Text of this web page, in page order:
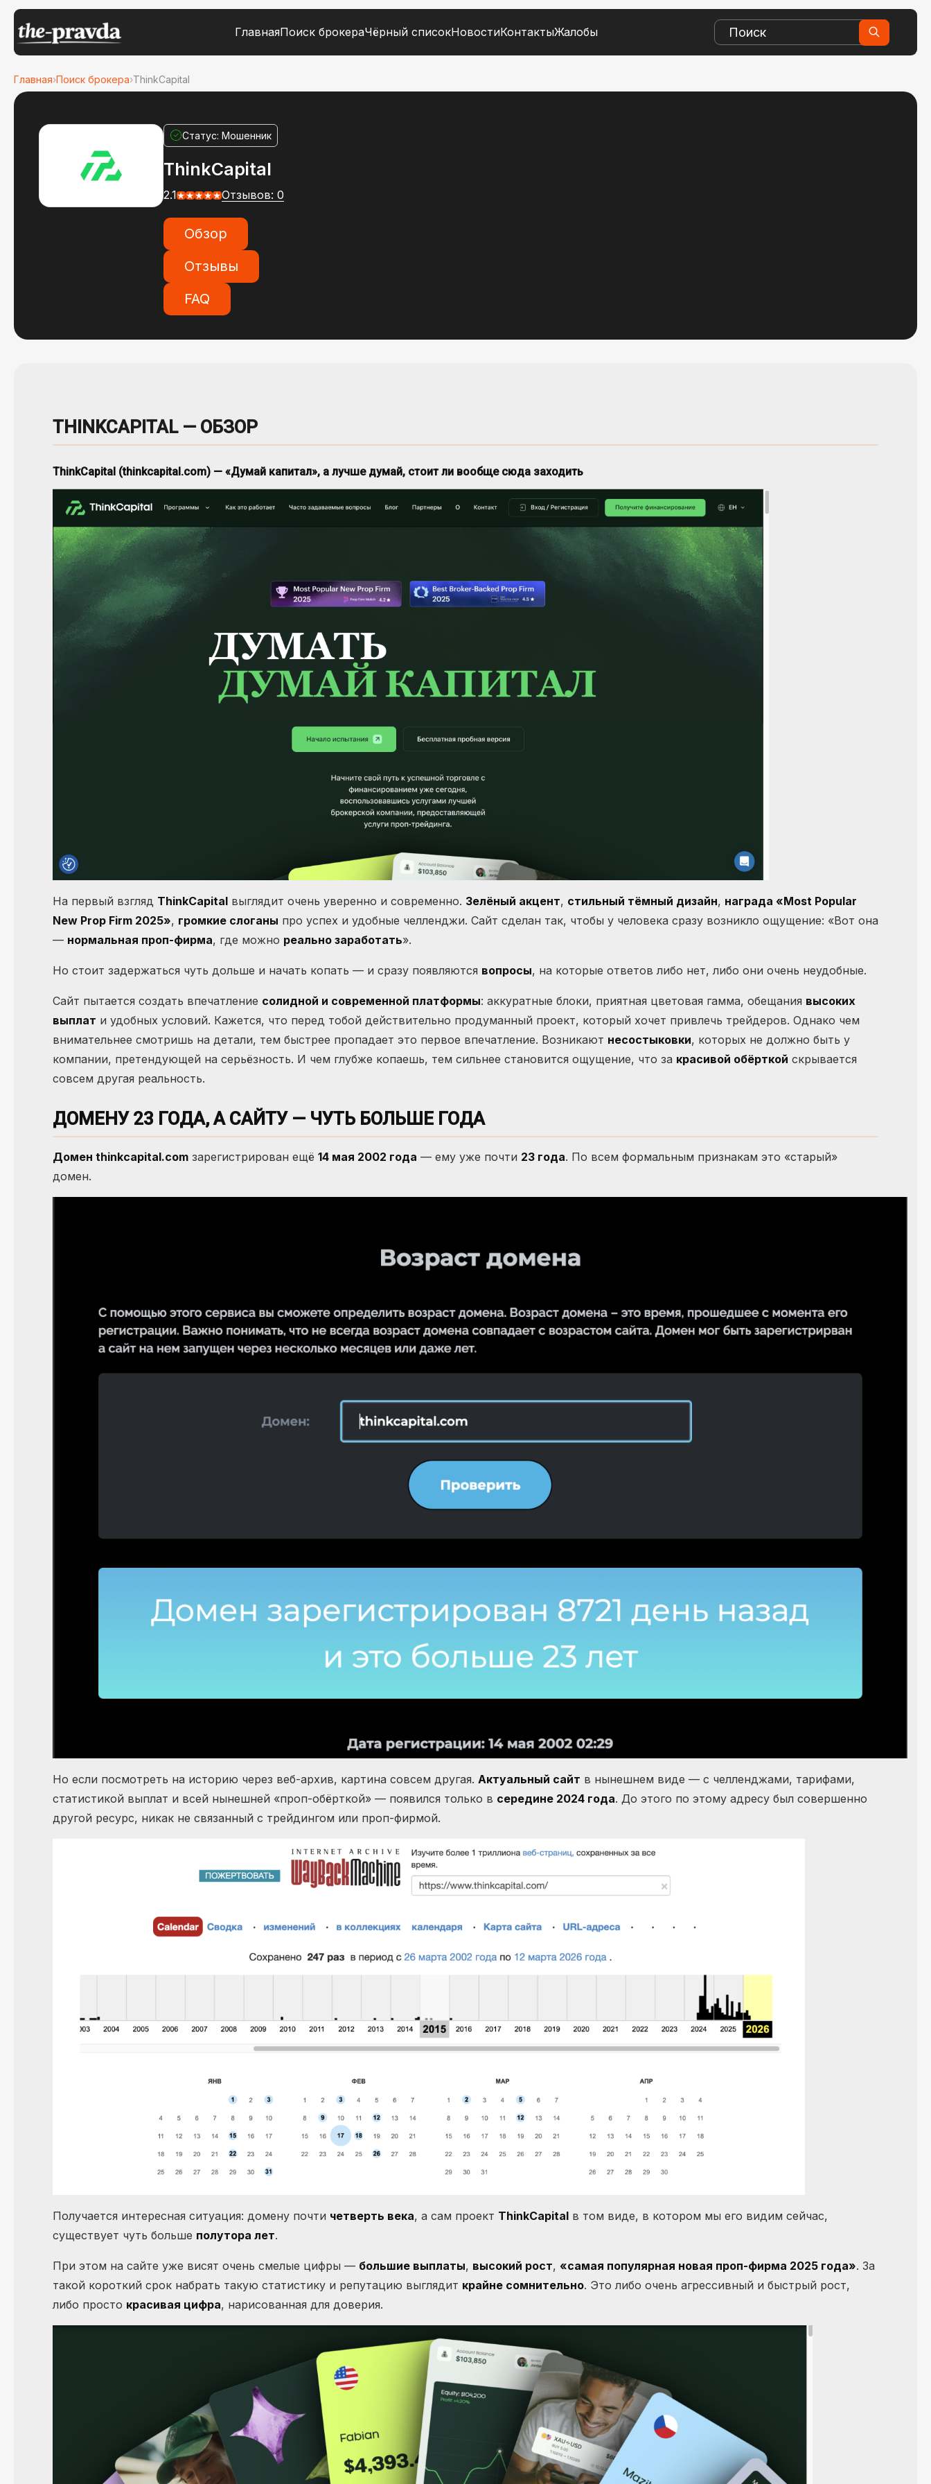
ГлавнаяПоиск брокераЧёрный списокНовостиКонтактыЖалобы
Главная›Поиск брокера›ThinkCapital
Статус: Мошенник
ThinkCapital
2.1 Отзывов: 0
Обзор
Отзывы
FAQ
THINKCAPITAL — ОБЗОР
ThinkCapital (thinkcapital.com) — «Думай капитал», а лучше думай, стоит ли вообще сюда заходить
На первый взгляд ThinkCapital выглядит очень уверенно и современно. Зелёный акцент, стильный тёмный дизайн, награда «Most Popular
New Prop Firm 2025», громкие слоганы про успех и удобные челленджи. Сайт сделан так, чтобы у человека сразу возникло ощущение: «Вот она
— нормальная проп-фирма, где можно реально заработать».
Но стоит задержаться чуть дольше и начать копать — и сразу появляются вопросы, на которые ответов либо нет, либо они очень неудобные.
Сайт пытается создать впечатление солидной и современной платформы: аккуратные блоки, приятная цветовая гамма, обещания высоких
выплат и удобных условий. Кажется, что перед тобой действительно продуманный проект, который хочет привлечь трейдеров. Однако чем
внимательнее смотришь на детали, тем быстрее пропадает это первое впечатление. Возникают несостыковки, которых не должно быть у
компании, претендующей на серьёзность. И чем глубже копаешь, тем сильнее становится ощущение, что за красивой обёрткой скрывается
совсем другая реальность.
ДОМЕНУ 23 ГОДА, А САЙТУ — ЧУТЬ БОЛЬШЕ ГОДА
Домен thinkcapital.com зарегистрирован ещё 14 мая 2002 года — ему уже почти 23 года. По всем формальным признакам это «старый»
домен.
Но если посмотреть на историю через веб-архив, картина совсем другая. Актуальный сайт в нынешнем виде — с челленджами, тарифами,
статистикой выплат и всей нынешней «проп-обёрткой» — появился только в середине 2024 года. До этого по этому адресу был совершенно
другой ресурс, никак не связанный с трейдингом или проп-фирмой.
Получается интересная ситуация: домену почти четверть века, а сам проект ThinkCapital в том виде, в котором мы его видим сейчас,
существует чуть больше полутора лет.
При этом на сайте уже висят очень смелые цифры — большие выплаты, высокий рост, «самая популярная новая проп-фирма 2025 года». За
такой короткий срок набрать такую статистику и репутацию выглядит крайне сомнительно. Это либо очень агрессивный и быстрый рост,
либо просто красивая цифра, нарисованная для доверия.